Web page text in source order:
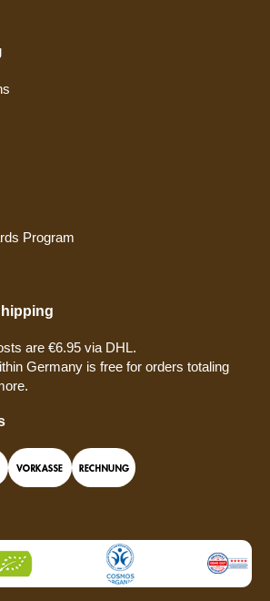
Program
are €6.95 via DHL.
Germany is free for orders totaling